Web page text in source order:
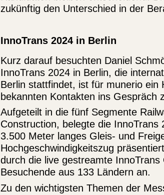
zukünftig den Unterschied in der
InnoTrans 2024 in Berlin
Kurz darauf besuchten Daniel
InnoTrans 2024 in Berlin, die
Berlin stattfindet, ist für munerio ein
bekannten Kontakten ins Gespräch
Aufgeteilt in die fünf Segmente
Construction, belegte die
3.500 Meter langes Gleis- und
Hochgeschwindigkeitszug
durch die live gestreamte
Besuchende aus 133 Ländern an.
Zu den wichtigsten Themen der